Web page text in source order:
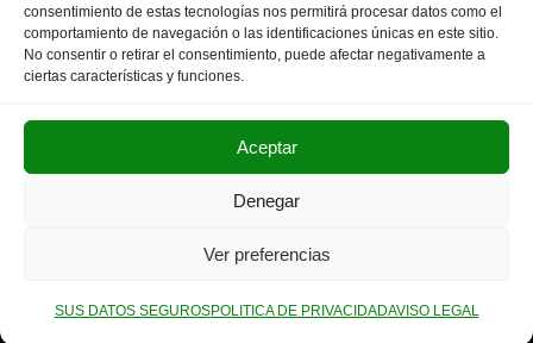
consentimiento de estas tecnologías nos permitirá procesar datos como el
comportamiento de navegación o las identificaciones únicas en este sitio.
No consentir o retirar el consentimiento, puede afectar negativamente a
ciertas características y funciones.
Aceptar
Denegar
Ver preferencias
SUS DATOS SEGUROSPOLITICA DE PRIVACIDADAVISO LEGAL
Documentos
POLITICA DE PRIVACIDAD
AVISO LEGAL
Neve| Funciona gracias aWordPress